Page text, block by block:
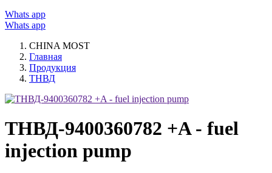
Whats app
Whats app
CHINA MOST
Главная
Продукция
ТНВД
ТНВД-9400360782 +A - fuel
injection pump